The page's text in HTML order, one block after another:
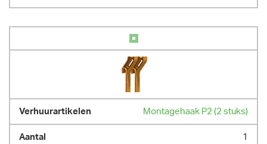
Montagehaak P2 (2 stuks)
1